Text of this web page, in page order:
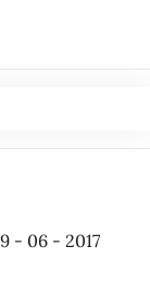
- 06 - 2017